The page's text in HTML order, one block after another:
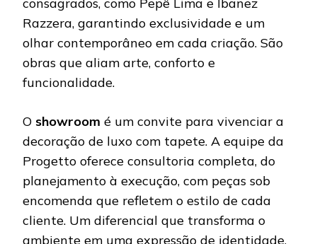
Razzera, garantindo exclusividade e um
olhar contemporâneo em cada criação. São
obras que aliam arte, conforto e
funcionalidade.
O showroom é um convite para vivenciar a
decoração de luxo com tapete. A equipe da
Progetto oferece consultoria completa, do
planejamento à execução, com peças sob
encomenda que refletem o estilo de cada
cliente. Um diferencial que transforma o
ambiente em uma expressão de identidade.